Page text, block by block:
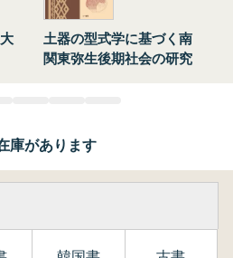
土器の型式学に基づく南
関東弥生後期社会の研究
庫があります